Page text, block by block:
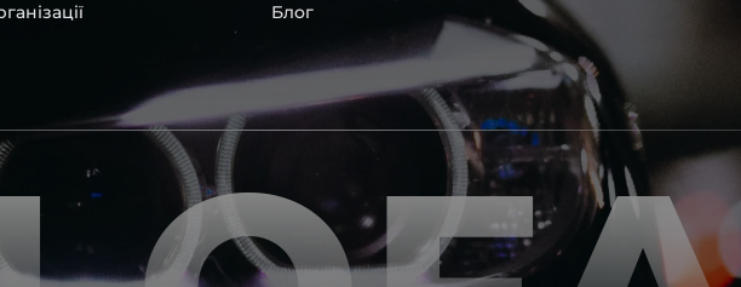
та унікальні.
офісі та оптовому
– на всіх
– для швидкої
будь-які
пару чи комплект.
перевіряють та
Блог